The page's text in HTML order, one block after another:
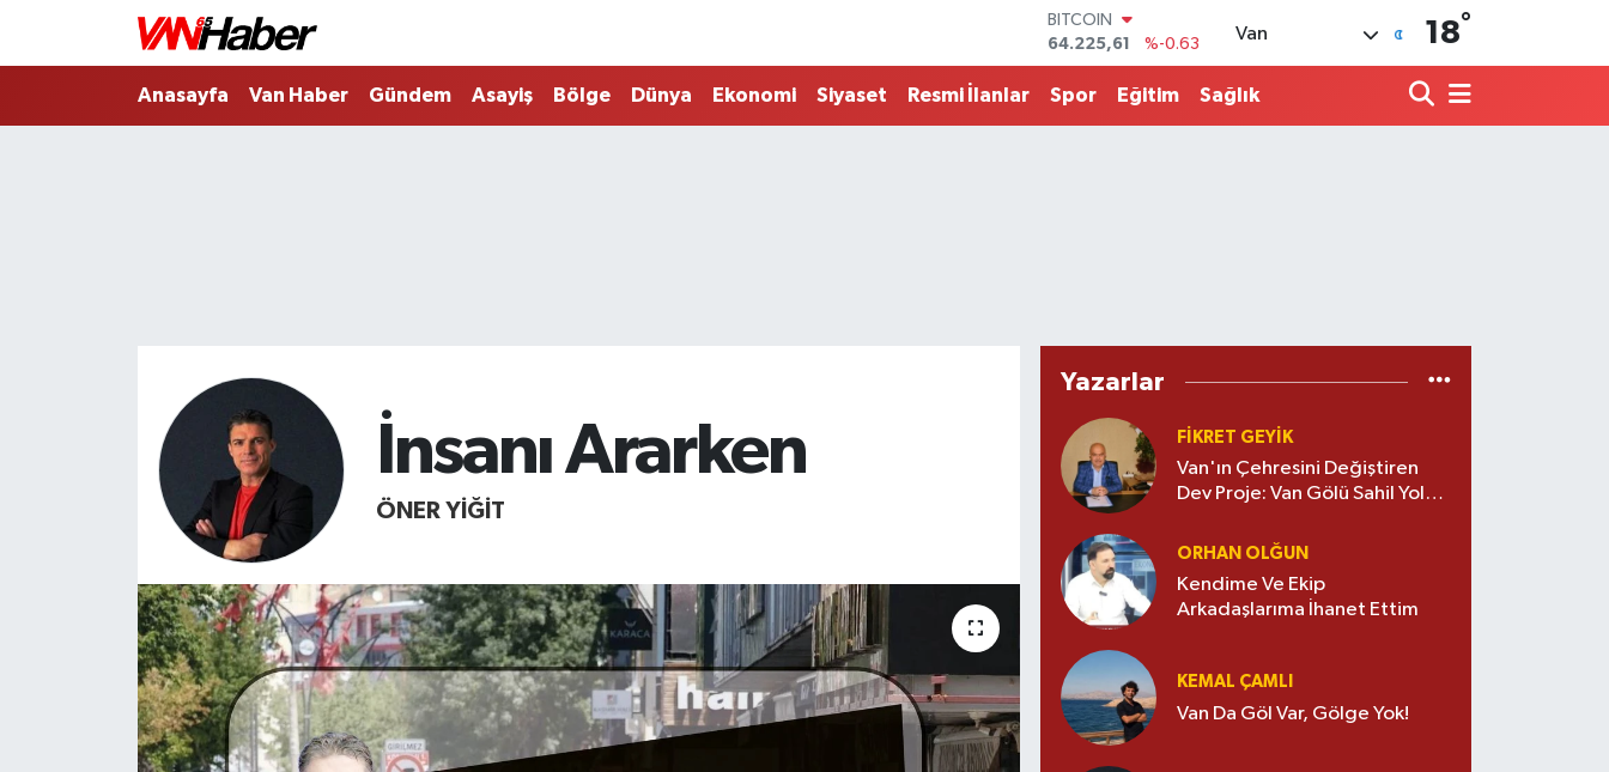
64.225,61
DOLAR
47,7143
%0.16
EURO
Van 18°
Anasayfa Van Haber Gündem Asayiş Bölge Dünya Ekonomi Siyaset Resmi İlanlar Spor Eğitim Sağlık
İnsanı Ararken
ÖNER YİĞİT
Yazarlar
FİKRET GEYİK
Van'ın Çehresini Değiştiren
Dev Proje: Van Gölü Sahil Yolu
ORHAN OLĞUN
Kendime Ve Ekip
Arkadaşlarıma İhanet Ettim
KEMAL ÇAMLI
Van Da Göl Var, Gölge Yok!
Nöbetçi Eczaneler
Son Dakika Haberleri
Haber Arşivi